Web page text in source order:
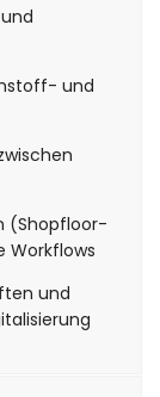
und
(Shopfloor-
Workflows
und